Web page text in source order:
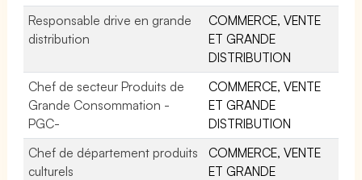
Responsable drive en grande
distribution
COMMERCE, VENTE
ET GRANDE
DISTRIBUTION
Chef de secteur Produits de
Grande Consommation -
PGC-
COMMERCE, VENTE
ET GRANDE
DISTRIBUTION
Chef de département produits
culturels
COMMERCE, VENTE
ET GRANDE